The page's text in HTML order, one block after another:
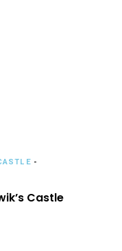
-
Castle